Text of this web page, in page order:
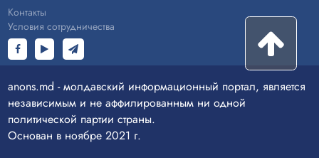
Контакты
Условия сотрудничества
anons.md - молдавский информационный портал, является
независимым и не аффилированным ни одной
политической партии страны.
Основан в ноябре 2021 г.